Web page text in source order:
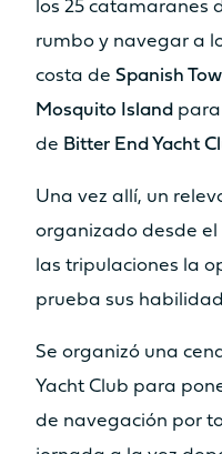
los 25 catamaranes
rumbo y navegar a
costa de Spanish
Mosquito Island
de Bitter End Yacht
Una vez allí, un
organizado desde el
las tripulaciones la
prueba sus
Se organizó una
Yacht Club para
de navegación por